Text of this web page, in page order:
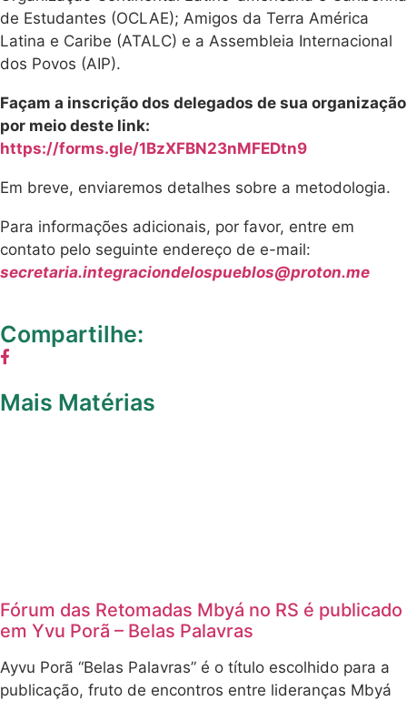
de Estudantes (OCLAE); Amigos da Terra América
Latina e Caribe (ATALC) e a Assembleia Internacional
dos Povos (AIP).
Façam a inscrição dos delegados de sua organização
por meio deste link:
https://forms.gle/1BzXFBN23nMFEDtn9
Em breve, enviaremos detalhes sobre a metodologia.
Para informações adicionais, por favor, entre em
contato pelo seguinte endereço de e-mail:
secretaria.integraciondelospueblos@proton.me
Compartilhe:
Mais Matérias
Fórum das Retomadas Mbyá no RS é publicado
em Yvu Porã – Belas Palavras
Ayvu Porã “Belas Palavras” é o título escolhido para a
publicação, fruto de encontros entre lideranças Mbyá